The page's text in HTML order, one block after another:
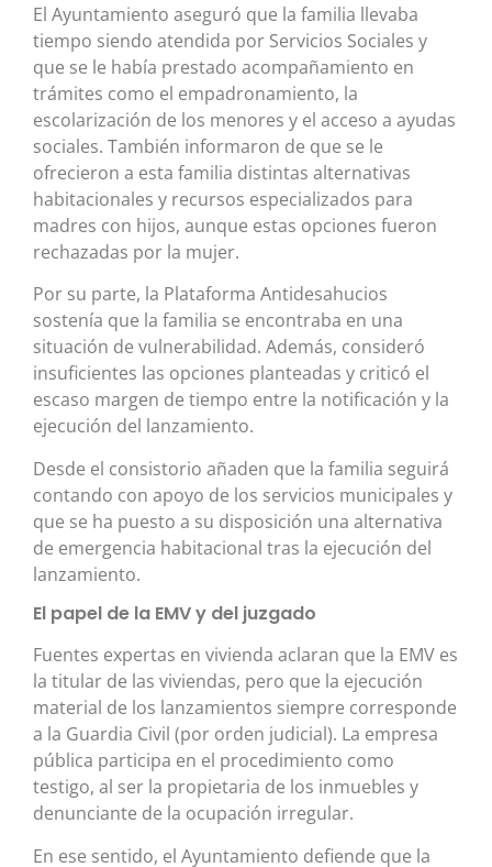
El Ayuntamiento aseguró que la familia llevaba
tiempo siendo atendida por Servicios Sociales y
que se le había prestado acompañamiento en
trámites como el empadronamiento, la
escolarización de los menores y el acceso a ayudas
sociales. También informaron de que se le
ofrecieron a esta familia distintas alternativas
habitacionales y recursos especializados para
madres con hijos, aunque estas opciones fueron
rechazadas por la mujer.
Por su parte, la Plataforma Antidesahucios
sostenía que la familia se encontraba en una
situación de vulnerabilidad. Además, consideró
insuficientes las opciones planteadas y criticó el
escaso margen de tiempo entre la notificación y la
ejecución del lanzamiento.
Desde el consistorio añaden que la familia seguirá
contando con apoyo de los servicios municipales y
que se ha puesto a su disposición una alternativa
de emergencia habitacional tras la ejecución del
lanzamiento.
El papel de la EMV y del juzgado
Fuentes expertas en vivienda aclaran que la EMV es
la titular de las viviendas, pero que la ejecución
material de los lanzamientos siempre corresponde
a la Guardia Civil (por orden judicial). La empresa
pública participa en el procedimiento como
testigo, al ser la propietaria de los inmuebles y
denunciante de la ocupación irregular.
En ese sentido, el Ayuntamiento defiende que la